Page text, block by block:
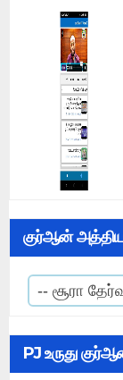
குர்ஆன்
PJ உருது